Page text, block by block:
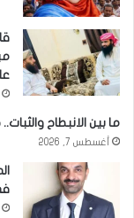
ما بين الانبطاح
أغسطس 7, 2026